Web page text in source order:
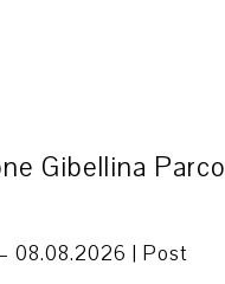
Gibellina Parco
08.08.2026 | Post